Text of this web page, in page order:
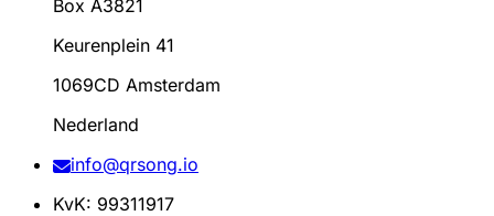
Box A3821
Keurenplein 41
1069CD Amsterdam
Nederland
info@qrsong.io
KvK: 99311917